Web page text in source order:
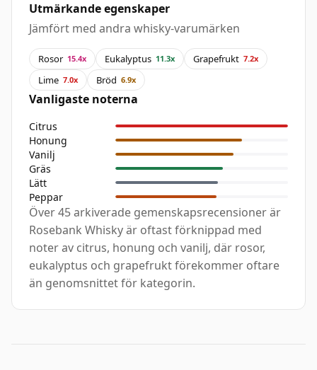
Utmärkande egenskaper
Jämfört med andra whisky-varumärken
Rosor 15.4x Eukalyptus 11.3x Grapefrukt 7.2x
Lime 7.0x Bröd 6.9x
Vanligaste noterna
Citrus
Honung
Vanilj
Gräs
Lätt
Peppar
Över 45 arkiverade gemenskapsrecensioner är
Rosebank Whisky är oftast förknippad med
noter av citrus, honung och vanilj, där rosor,
eukalyptus och grapefrukt förekommer oftare
än genomsnittet för kategorin.